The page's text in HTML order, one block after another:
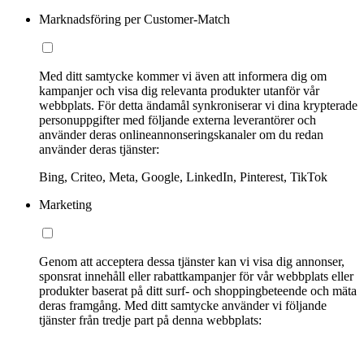
Marknadsföring per Customer-Match
Med ditt samtycke kommer vi även att informera dig om
kampanjer och visa dig relevanta produkter utanför vår
webbplats. För detta ändamål synkroniserar vi dina krypterade
personuppgifter med följande externa leverantörer och
använder deras onlineannonseringskanaler om du redan
använder deras tjänster:
Bing, Criteo, Meta, Google, LinkedIn, Pinterest, TikTok
Marketing
Genom att acceptera dessa tjänster kan vi visa dig annonser,
sponsrat innehåll eller rabattkampanjer för vår webbplats eller
produkter baserat på ditt surf- och shoppingbeteende och mäta
deras framgång. Med ditt samtycke använder vi följande
tjänster från tredje part på denna webbplats: